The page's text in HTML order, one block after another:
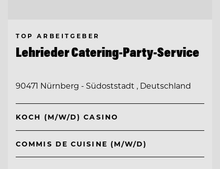
TOP ARBEITGEBER
Lehrieder Catering-Party-Service
90471 Nürnberg - Südoststadt , Deutschland
KOCH (M/W/D) CASINO
COMMIS DE CUISINE (M/W/D)